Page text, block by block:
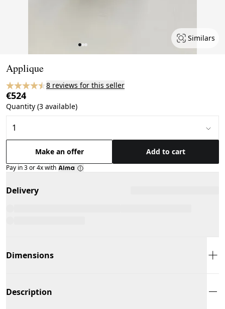
Similars
Applique
8 reviews for this seller
€524
Quantity (3 available)
Make an offer Add to cart
Pay in 3 or 4x with
Delivery
Dimensions
Description